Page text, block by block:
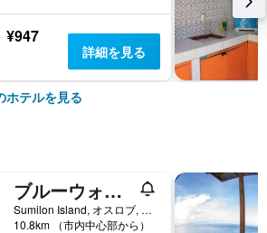
¥947
詳細を見る
ホテルを見る
ブルーウォーター サミロン アイランド リゾート
Sumilon Island, オスロブ, フィリピン
10.8km （市内中心部から）